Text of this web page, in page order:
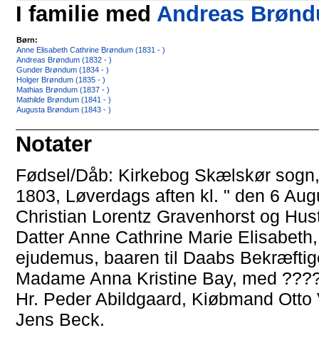
I familie med Andreas
Børn:
Anne Elisabeth Cathrine Brøndum (1831 - )
Andreas Brøndum (1832 - )
Gunder Brøndum (1834 - )
Holger Brøndum (1835 - )
Mathias Brøndum (1837 - )
Mathilde Brøndum (1841 - )
Augusta Brøndum (1843 - )
Notater
Fødsel/Dåb: Kirkebog Skælskør
1803, Løverdags aften kl. " den 6
Christian Lorentz Gravenhorst og
Datter Anne Cathrine Marie
ejudemus, baaren til Daabs
Madame Anna Kristine Bay, med
Hr. Peder Abildgaard, Kiøbmand
Jens Beck.